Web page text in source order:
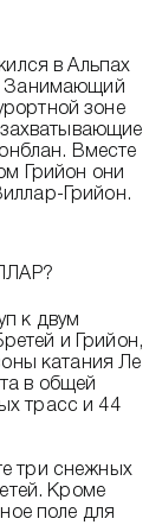
в Альпах
Занимающий
зоне
Вместе
Грийон они
Грийон.
к двум
и Грийон,
катания Ле
в общей
трасс и 44
три снежных
Кроме
поле для